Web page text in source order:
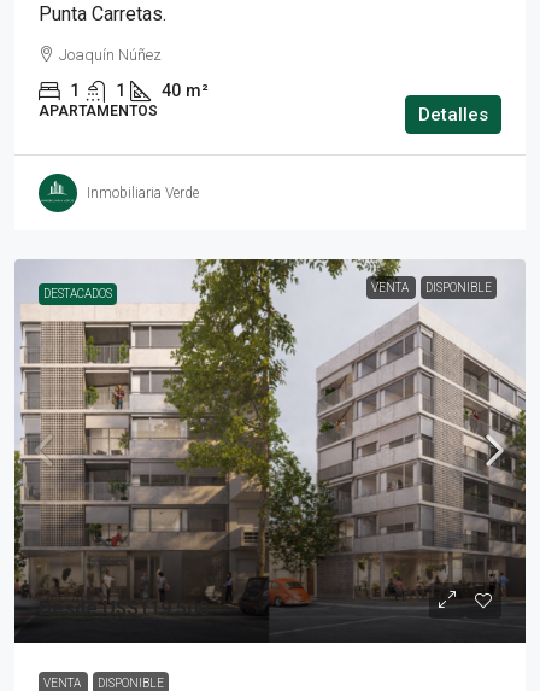
Punta Carretas.
Joaquín Núñez
1 1 40 m²
APARTAMENTOS Detalles
Inmobiliaria Verde
DESTACADOS VENTA DISPONIBLE
DesdeU$S119.500
VENTA DISPONIBLE